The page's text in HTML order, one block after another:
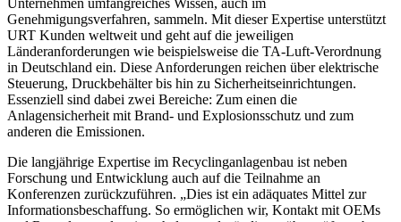
Genehmigungsverfahren, sammeln. Mit dieser Expertise unterstützt
URT Kunden weltweit und geht auf die jeweiligen
Länderanforderungen wie beispielsweise die TA-Luft-Verordnung
in Deutschland ein. Diese Anforderungen reichen über elektrische
Steuerung, Druckbehälter bis hin zu Sicherheitseinrichtungen.
Essenziell sind dabei zwei Bereiche: Zum einen die
Anlagensicherheit mit Brand- und Explosionsschutz und zum
anderen die Emissionen.
Die langjährige Expertise im Recyclinganlagenbau ist neben
Forschung und Entwicklung auch auf die Teilnahme an
Konferenzen zurückzuführen. „Dies ist ein adäquates Mittel zur
Informationsbeschaffung. So ermöglichen wir, Kontakt mit OEMs